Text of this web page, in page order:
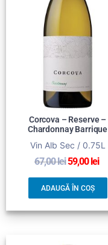
Corcova – Reserve –
Chardonnay Barrique
Vin Alb Sec / 0.75L
67,00lei59,00lei
ADAUGĂ ÎN COȘ